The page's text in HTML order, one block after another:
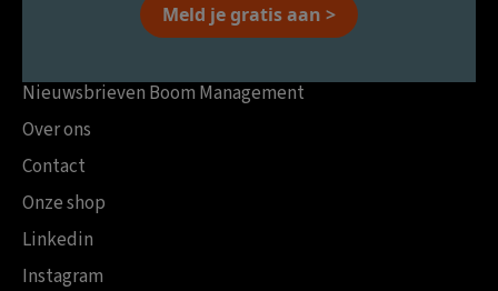
Meld je gratis aan >
Nieuwsbrieven Boom Management
Over ons
Contact
Onze shop
Linkedin
Instagram